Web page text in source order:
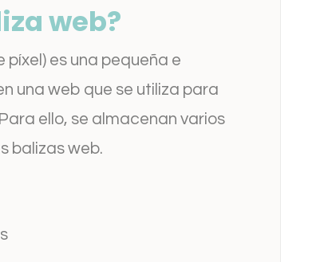
web?
es una pequeña e
una web que se utiliza para
ello, se almacenan varios
balizas web.